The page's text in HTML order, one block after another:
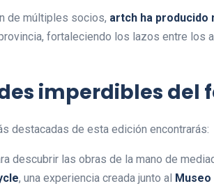
de múltiples socios, artch ha producido
fortaleciendo los lazos entre los
imperdibles del
destacadas de esta edición encontrarás:
descubrir las obras de la mano de
, una experiencia creada junto al